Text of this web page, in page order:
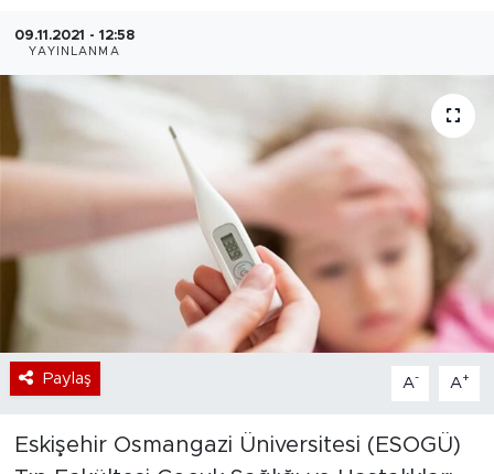
09.11.2021 - 12:58
YAYINLANMA
Paylaş A- A+
Eskişehir Osmangazi Üniversitesi (ESOGÜ)
Sanat
Bölge
Teknoloji
Magazin
Sektör